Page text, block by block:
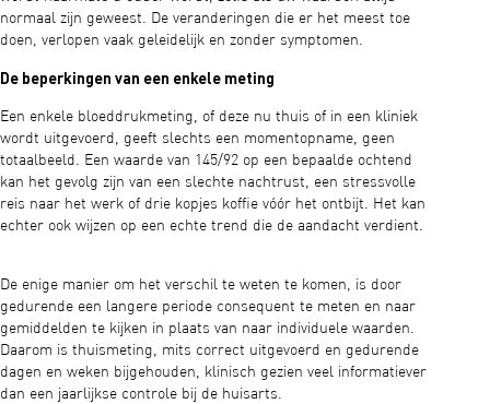
normaal zijn geweest. De veranderingen die er het meest toe
doen, verlopen vaak geleidelijk en zonder symptomen.
De beperkingen van een enkele meting
Een enkele bloeddrukmeting, of deze nu thuis of in een kliniek
wordt uitgevoerd, geeft slechts een momentopname, geen
totaalbeeld. Een waarde van 145/92 op een bepaalde ochtend
kan het gevolg zijn van een slechte nachtrust, een stressvolle
reis naar het werk of drie kopjes koffie vóór het ontbijt. Het kan
echter ook wijzen op een echte trend die de aandacht verdient.
De enige manier om het verschil te weten te komen, is door
gedurende een langere periode consequent te meten en naar
gemiddelden te kijken in plaats van naar individuele waarden.
Daarom is thuismeting, mits correct uitgevoerd en gedurende
dagen en weken bijgehouden, klinisch gezien veel informatiever
dan een jaarlijkse controle bij de huisarts.